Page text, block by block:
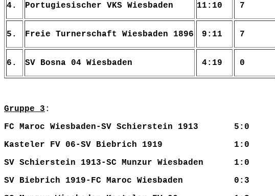
4. Portugiesischer VKS Wiesbaden 11:10 7
5. Freie Turnerschaft Wiesbaden 1896 9:11 7
6. SV Bosna 04 Wiesbaden 4:19 0
Gruppe 3 :
FC Maroc Wiesbaden-SV Schierstein 1913 5:0
Kasteler FV 06-SV Biebrich 1919 1:0
SV Schierstein 1913-SC Munzur Wiesbaden 1:0
SV Biebrich 1919-FC Maroc Wiesbaden 0:3